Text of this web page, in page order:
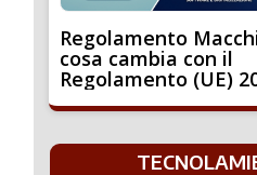
Regolamento
cosa cambia con il
Regolamento (UE)